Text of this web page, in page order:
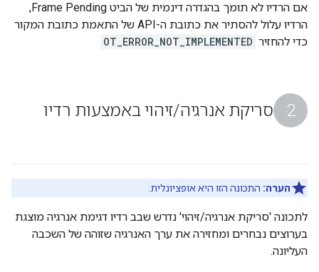
אם הרדיו לא תומך בהגדרה דינמית של הביט Frame Pending,
הרדיו עלול להסתיר את כתובת ה-API של התאמת כתובת המקור
כדי להחזיר OT_ERROR_NOT_IMPLEMENTED
סריקת אנרגיה/זיהוי באמצעות רדיו
הערה: התכונה הזו היא אופציונלית.
לתכונה 'סריקת אנרגיה/זיהוי' נדרש שבב רדיו דגימת אנרגיה מוצגת
בערוצים נבחרים ומחזירה את ערך האנרגיה שזוהה של השכבה
העליונה.